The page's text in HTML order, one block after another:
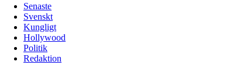
Senaste
Svenskt
Kungligt
Hollywood
Politik
Redaktion